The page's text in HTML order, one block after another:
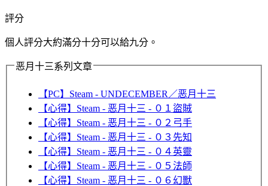
評分
個人評分大約滿分十分可以給九分。
恶月十三系列文章
【PC】Steam - UNDECEMBER／恶月十三
【心得】Steam - 恶月十三 - ０１盜賊
【心得】Steam - 恶月十三 - ０２弓手
【心得】Steam - 恶月十三 - ０３先知
【心得】Steam - 恶月十三 - ０４英靈
【心得】Steam - 恶月十三 - ０５法師
【心得】Steam - 恶月十三 - ０６幻獸